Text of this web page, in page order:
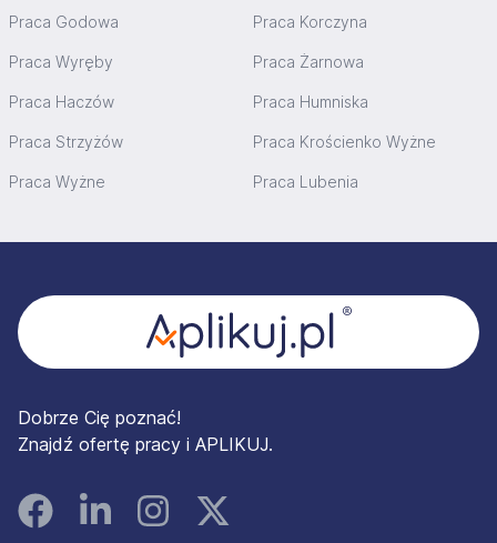
Praca Godowa Praca Korczyna
Praca Wyręby Praca Żarnowa
Praca Haczów Praca Humniska
Praca Strzyżów Praca Krościenko Wyżne
Praca Wyżne Praca Lubenia
Dobrze Cię poznać!
Znajdź ofertę pracy i APLIKUJ.
FacebookLinked InInstagramInstagram